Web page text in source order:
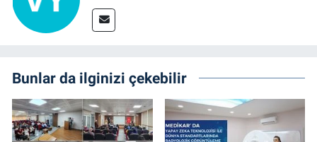
Bunlar da ilginizi çekebilir